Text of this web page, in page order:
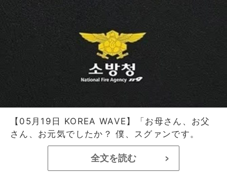
【05月19日 KOREA WAVE】「お母さん、お父
さん、お元気でしたか？ 僕、スグァンです。
全文を読む >